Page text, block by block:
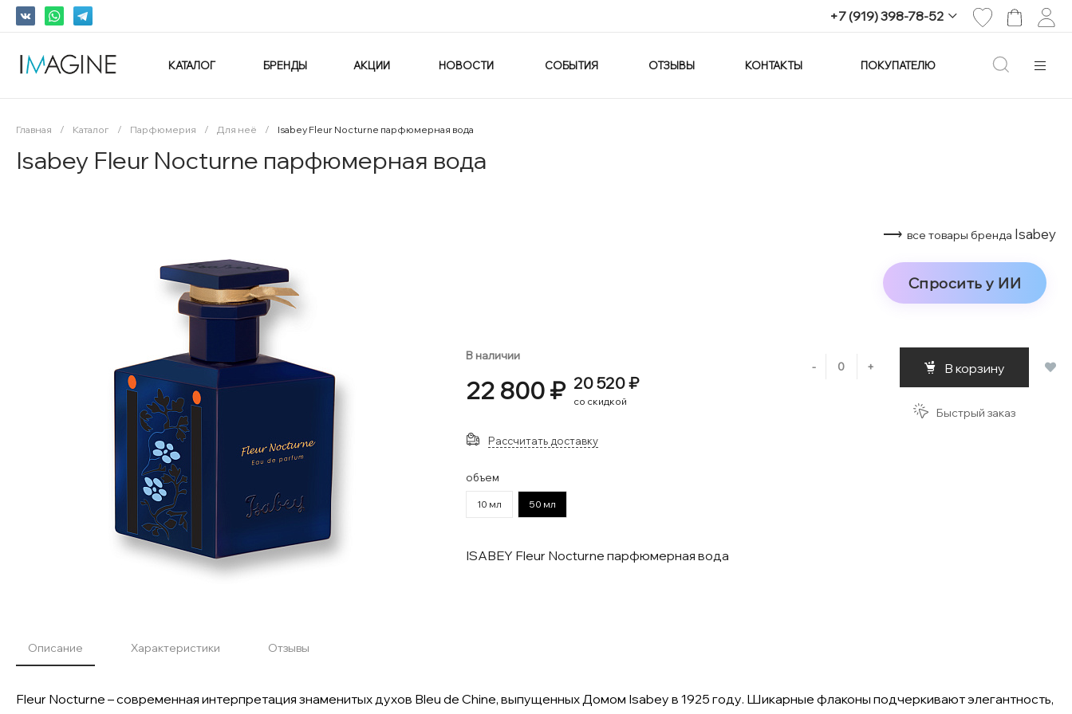
+7 (919) 398-78-52
+7 (919) 398-78-52
КАТАЛОГ БРЕНДЫ АКЦИИ НОВОСТИ СОБЫТИЯ ОТЗЫВЫ КОНТАКТЫ ПОКУПАТЕЛЮ
Главная / Каталог / Парфюмерия / Для неё / Isabey Fleur Nocturne парфюмерная вода
Isabey Fleur Nocturne парфюмерная вода
⟶ все товары бренда Isabey
Спросить у ИИ
В наличии
22 800 ₽ 20 520 ₽
со скидкой
- + В корзину
Быстрый заказ
Рассчитать доставку
объем
10 мл 50 мл
ISABEY Fleur Nocturne парфюмерная вода
Описание Характеристики Отзывы
Fleur Nocturne – современная интерпретация знаменитых духов Bleu de Chine, выпущенных Домом Isabey в 1925 году. Шикарные флаконы подчеркивают элегантность,